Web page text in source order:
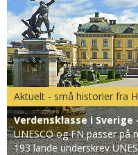
Aktuelt - små historier fra
Verdensklasse i Sverige
UNESCO og FN passer på
193 lande underskrev